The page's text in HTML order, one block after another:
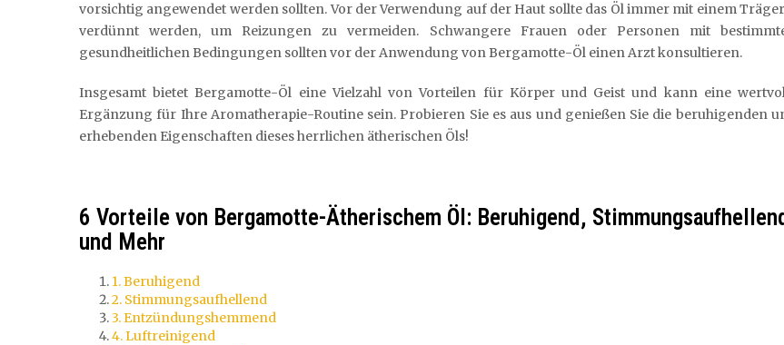
vorsichtig angewendet werden sollten. Vor der Verwendung auf der Haut sollte das Öl immer mit einem
verdünnt werden, um Reizungen zu vermeiden. Schwangere Frauen oder Personen mit
gesundheitlichen Bedingungen sollten vor der Anwendung von Bergamotte-Öl einen Arzt konsultieren.
Insgesamt bietet Bergamotte-Öl eine Vielzahl von Vorteilen für Körper und Geist und kann eine
Ergänzung für Ihre Aromatherapie-Routine sein. Probieren Sie es aus und genießen Sie die beruhigenden
erhebenden Eigenschaften dieses herrlichen ätherischen Öls!
6 Vorteile von Bergamotte-Ätherischem Öl: Beruhigend,
und Mehr
1. Beruhigend
2. Stimmungsaufhellend
3. Entzündungshemmend
4. Luftreinigend